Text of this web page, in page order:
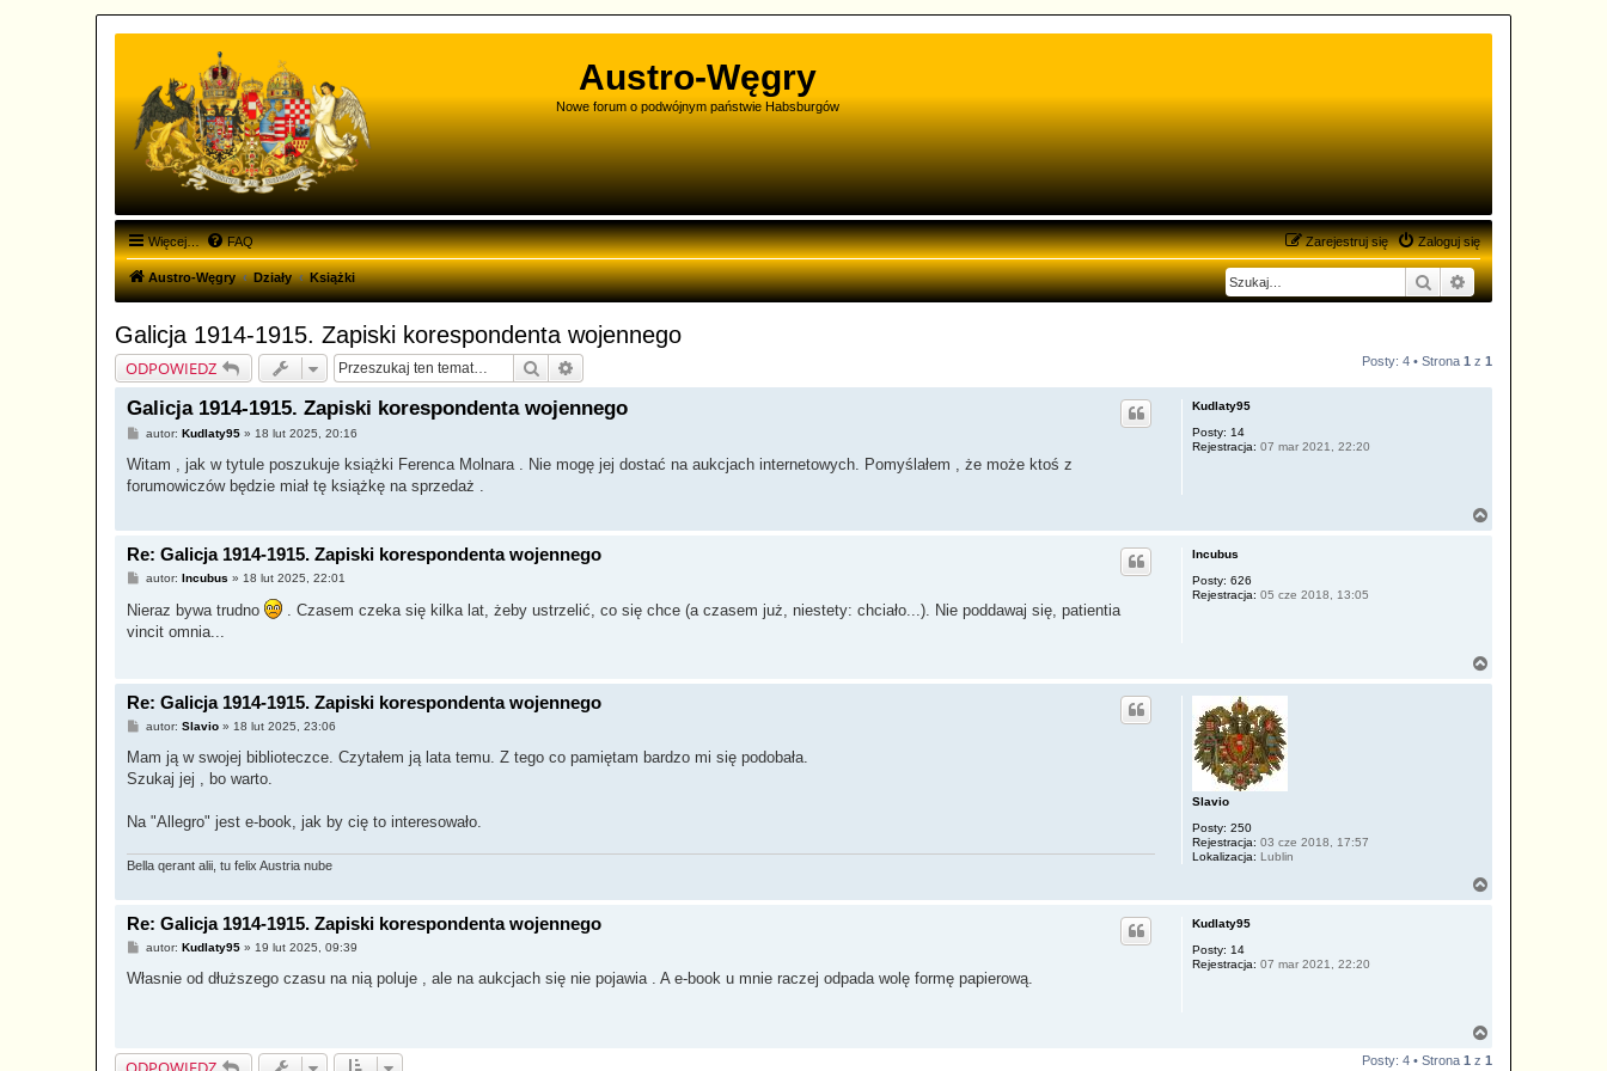
Austro-Węgry
Nowe forum o podwójnym państwie Habsburgów
Więcej… FAQ Zaloguj się
Zarejestruj się
Austro-Węgry Działy Książki SzukajWyszukiwanie
Galicja 1914-1915. Zapiski korespondenta wojennego
ODPOWIEDZ Szukaj Posty: 4 • Strona 1 z 1
Kudlaty95
Posty: 14
Rejestracja: 07 mar 2021, 22:20
Galicja 1914-1915. Zapiski korespondenta wojennego
P
s
autor: Kudlaty95» 18 lut 2025, 20:16
Witam , jak w tytule poszukuje książki Ferenca Molnara . Nie mogę jej dostać na aukcjach internetowych. Pomyślałem , że może ktoś z
forumowiczów będzie miał tę książkę na sprzedaż .
a
Incubus
Posty: 626
Rejestracja: 05 cze 2018, 13:05
Re: Galicja 1914-1915. Zapiski korespondenta wojennego
P
s
t
autor: Incubus » 18 lut 2025, 22:01
Nieraz bywa trudno
. Czasem czeka się kilka lat, żeby ustrzelić, co się chce (a czasem już, niestety: chciało...). Nie poddawaj się, patientia
vincit omnia...
Slavio
Posty: 250
Rejestracja: 03 cze 2018, 17:57
Lokalizacja: Lublin
Re: Galicja 1914-1915. Zapiski korespondenta wojennego
P
s
autor: Slavio» 18 lut 2025, 23:06
Mam ją w swojej biblioteczce. Czytałem ją lata temu. Z tego co pamiętam bardzo mi się podobała.
Szukaj jej , bo warto.
Na "Allegro" jest e-book, jak by cię to interesowało.
Bella qerant alii, tu felix Austria nube
a
Kudlaty95
Posty: 14
Rejestracja: 07 mar 2021, 22:20
Re: Galicja 1914-1915. Zapiski korespondenta wojennego
P
s
autor: Kudlaty95» 19 lut 2025, 09:39
Własnie od dłuższego czasu na nią poluje , ale na aukcjach się nie pojawia . A e-book u mnie raczej odpada wolę formę papierową.
g
Posty: 4 • Strona 1 z 1